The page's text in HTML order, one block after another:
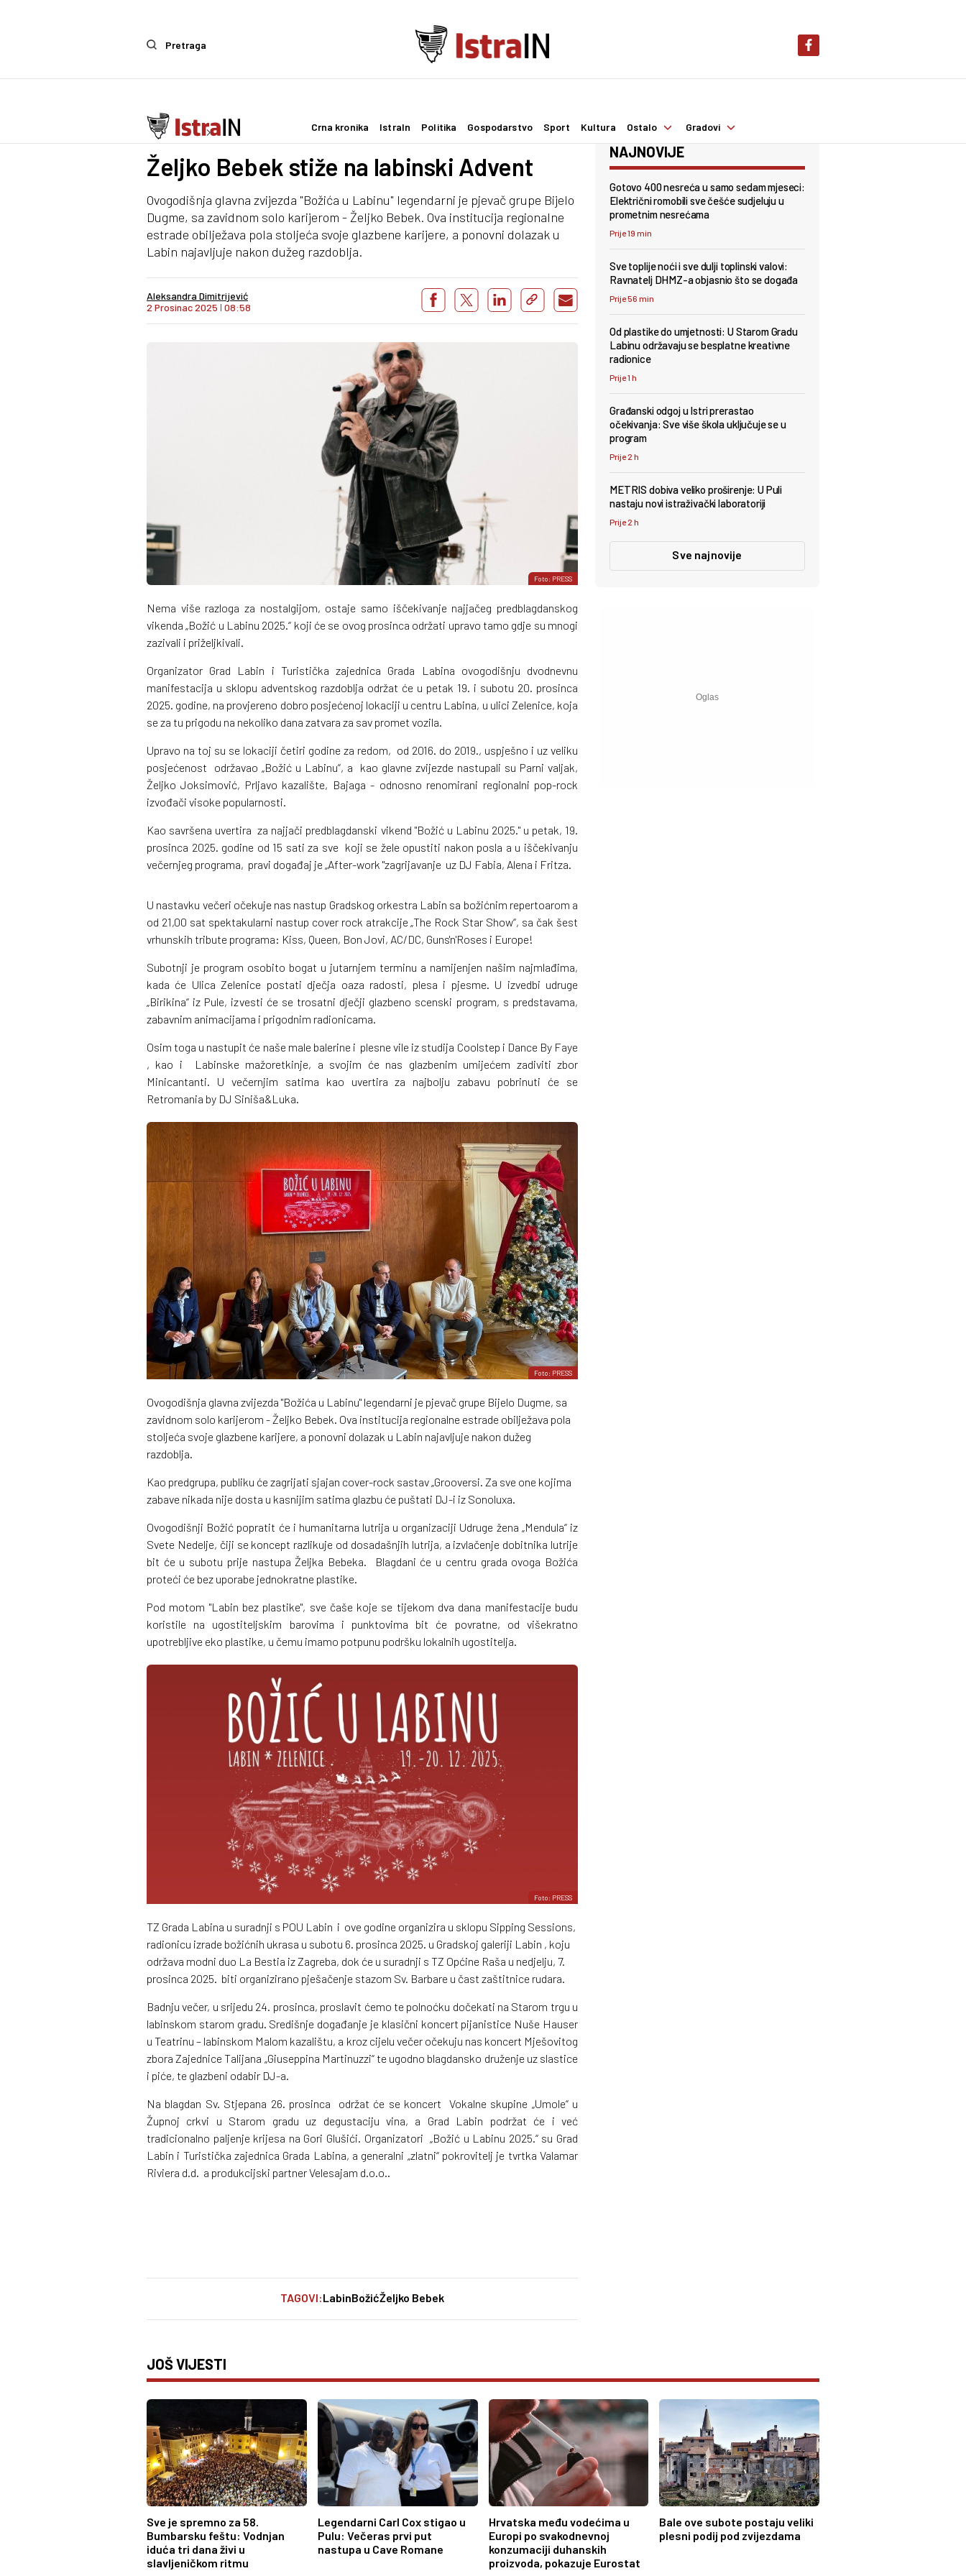
Pretraga
Crna kronika IstraIn Politika Gospodarstvo Sport Kultura Ostalo Gradovi
Ostalo Life & Style
Željko Bebek stiže na labinski Advent
Ovogodišnja glavna zvijezda "Božića u Labinu" legendarni je pjevač grupe Bijelo
Dugme, sa zavidnom solo karijerom - Željko Bebek. Ova institucija regionalne
estrade obilježava pola stoljeća svoje glazbene karijere, a ponovni dolazak u
Labin najavljuje nakon dužeg razdoblja.
Aleksandra Dimitrijević
2 Prosinac 2025 I 08:58
Foto: PRESS
Nema više razloga za nostalgijom, ostaje samo iščekivanje najjačeg predblagdanskog
vikenda „Božić u Labinu 2025.“ koji će se ovog prosinca održati upravo tamo gdje su mnogi
zazivali i priželjkivali.
Organizator Grad Labin i Turistička zajednica Grada Labina ovogodišnju dvodnevnu
manifestacija u sklopu adventskog razdoblja održat će u petak 19. i subotu 20. prosinca
2025. godine, na provjereno dobro posjećenoj lokaciji u centru Labina, u ulici Zelenice, koja
se za tu prigodu na nekoliko dana zatvara za sav promet vozila.
Upravo na toj su se lokaciji četiri godine za redom, od 2016. do 2019., uspješno i uz veliku
posjećenost održavao „Božić u Labinu“, a kao glavne zvijezde nastupali su Parni valjak,
Željko Joksimović, Prljavo kazalište, Bajaga - odnosno renomirani regionalni pop-rock
izvođači visoke popularnosti.
Kao savršena uvertira za najjači predblagdanski vikend "Božić u Labinu 2025." u petak, 19.
prosinca 2025. godine od 15 sati za sve koji se žele opustiti nakon posla a u iščekivanju
večernjeg programa, pravi događaj je „After-work "zagrijavanje uz DJ Fabia, Alena i Fritza.
U nastavku večeri očekuje nas nastup Gradskog orkestra Labin sa božićnim repertoarom a
od 21,00 sat spektakularni nastup cover rock atrakcije „The Rock Star Show“, sa čak šest
vrhunskih tribute programa: Kiss, Queen, Bon Jovi, AC/DC, Guns'n'Roses i Europe!
Subotnji je program osobito bogat u jutarnjem terminu a namijenjen našim najmlađima,
kada će Ulica Zelenice postati dječja oaza radosti, plesa i pjesme. U izvedbi udruge
„Birikina“ iz Pule, izvesti će se trosatni dječji glazbeno scenski program, s predstavama,
zabavnim animacijama i prigodnim radionicama.
Osim toga u nastupit će naše male balerine i plesne vile iz studija Coolstep i Dance By Faye
, kao i Labinske mažoretkinje, a svojim će nas glazbenim umijećem zadiviti zbor
Minicantanti. U večernjim satima kao uvertira za najbolju zabavu pobrinuti će se
Retromania by DJ Siniša&Luka.
Foto: PRESS
Ovogodišnja glavna zvijezda "Božića u Labinu" legendarni je pjevač grupe Bijelo Dugme, sa
zavidnom solo karijerom - Željko Bebek. Ova institucija regionalne estrade obilježava pola
stoljeća svoje glazbene karijere, a ponovni dolazak u Labin najavljuje nakon dužeg
razdoblja.
Kao predgrupa, publiku će zagrijati sjajan cover-rock sastav „Grooversi. Za sve one kojima
zabave nikada nije dosta u kasnijim satima glazbu će puštati DJ-i iz Sonoluxa.
Ovogodišnji Božić popratit će i humanitarna lutrija u organizaciji Udruge žena „Mendula“ iz
Svete Nedelje, čiji se koncept razlikuje od dosadašnjih lutrija, a izvlačenje dobitnika lutrije
bit će u subotu prije nastupa Željka Bebeka. Blagdani će u centru grada ovoga Božića
proteći će bez uporabe jednokratne plastike.
Pod motom "Labin bez plastike", sve čaše koje se tijekom dva dana manifestacije budu
koristile na ugostiteljskim barovima i punktovima bit će povratne, od višekratno
upotrebljive eko plastike, u čemu imamo potpunu podršku lokalnih ugostitelja.
Foto: PRESS
TZ Grada Labina u suradnji s POU Labin i ove godine organizira u sklopu Sipping Sessions,
radionicu izrade božićnih ukrasa u subotu 6. prosinca 2025. u Gradskoj galeriji Labin , koju
održava modni duo La Bestia iz Zagreba, dok će u suradnji s TZ Općine Raša u nedjelju, 7.
prosinca 2025. biti organizirano pješačenje stazom Sv. Barbare u čast zaštitnice rudara.
Badnju večer, u srijedu 24. prosinca, proslavit ćemo te polnoćku dočekati na Starom trgu u
labinskom starom gradu. Središnje događanje je klasični koncert pijanistice Nuše Hauser
u Teatrinu – labinskom Malom kazalištu, a kroz cijelu večer očekuju nas koncert Mješovitog
zbora Zajednice Talijana „Giuseppina Martinuzzi“ te ugodno blagdansko druženje uz slastice
i piće, te glazbeni odabir DJ-a.
Na blagdan Sv. Stjepana 26. prosinca održat će se koncert Vokalne skupine „Umole“ u
Župnoj crkvi u Starom gradu uz degustaciju vina, a Grad Labin podržat će i već
tradicionalno paljenje krijesa na Gori Glušići. Organizatori „Božić u Labinu 2025.“ su Grad
Labin i Turistička zajednica Grada Labina, a generalni „zlatni“ pokrovitelj je tvrtka Valamar
Riviera d.d. a produkcijski partner Velesajam d.o.o..
TAGOVI:LabinBožićŽeljko Bebek
NAJNOVIJE
Gotovo 400 nesreća u samo sedam mjeseci:
Električni romobili sve češće sudjeluju u
prometnim nesrećama
Prije 19 min
Sve toplije noći i sve dulji toplinski valovi:
Ravnatelj DHMZ-a objasnio što se događa
Prije 56 min
Od plastike do umjetnosti: U Starom Gradu
Labinu održavaju se besplatne kreativne
radionice
Prije 1 h
Građanski odgoj u Istri prerastao
očekivanja: Sve više škola uključuje se u
program
Prije 2 h
METRIS dobiva veliko proširenje: U Puli
nastaju novi istraživački laboratoriji
Prije 2 h
Sve najnovije
JOŠ VIJESTI
Sve je spremno za 58.
Bumbarsku feštu: Vodnjan
iduća tri dana živi u
slavljeničkom ritmu
Legendarni Carl Cox stigao u
Pulu: Večeras prvi put
nastupa u Cave Romane
Hrvatska među vodećima u
Europi po svakodnevnoj
konzumaciji duhanskih
proizvoda, pokazuje Eurostat
Bale ove subote postaju veliki
plesni podij pod zvijezdama